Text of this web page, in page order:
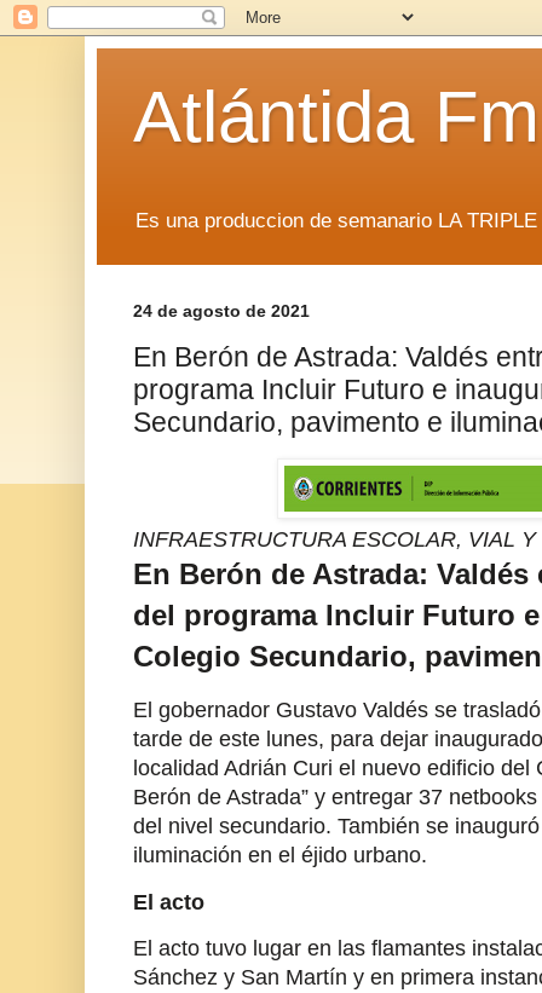
Atlántida
Es una produccion de semanario LA
24 de agosto de 2021
En Berón de Astrada: Valdés
programa Incluir Futuro e
Secundario, pavimento e
INFRAESTRUCTURA ESCOLAR, VIAL
En Berón de Astrada:
del programa Incluir Futuro
Colegio Secundario,
El gobernador Gustavo Valdés se
tarde de este lunes, para dejar
localidad Adrián Curi el nuevo edificio del
Berón de Astrada” y entregar 37
del nivel secundario. También se
iluminación en el éjido urbano.
El acto
El acto tuvo lugar en las flamantes
Sánchez y San Martín y en primera